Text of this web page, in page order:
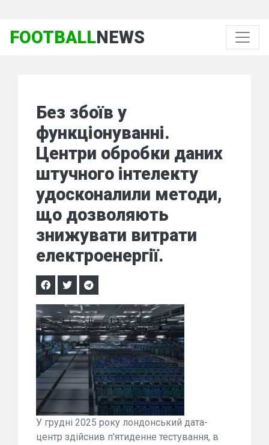
FOOTBALLNEWS
Без збоїв у
функціонуванні.
Центри обробки даних
штучного інтелекту
удосконалили методи,
що дозволяють
знижувати витрати
електроенергії.
У грудні 2025 року лондонський дата-
центр здійснив п'ятиденне тестування, в